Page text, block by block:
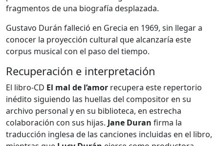
fragmentos de una biografía desplazada.
Gustavo Durán falleció en Grecia en 1969, sin llegar a
conocer la proyección cultural que alcanzaría este
corpus musical con el paso del tiempo.
Recuperación e interpretación
El libro‑CD El mal de l’amor recupera este repertorio
inédito siguiendo las huellas del compositor en su
archivo personal y en su biblioteca, en estrecha
colaboración con sus hijas. Jane Duran firma la
traducción inglesa de las canciones incluidas en el libro,